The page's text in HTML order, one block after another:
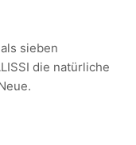
sieben
die natürliche